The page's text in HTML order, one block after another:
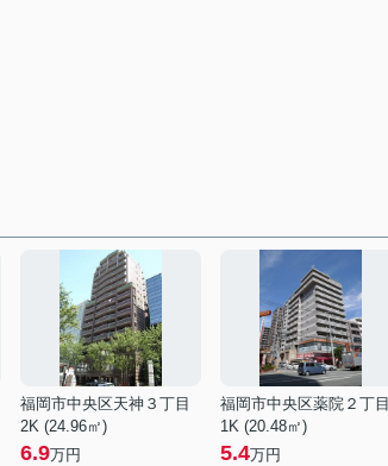
福岡市中央区天神３丁目
2K (24.96㎡)
6.9万円
福岡市中央区薬院２丁目
1K (20.48㎡)
5.4万円